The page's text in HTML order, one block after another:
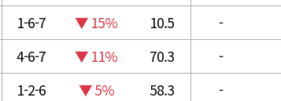
1-6-7 ▼ 15% 10.5 -
4-6-7 ▼ 11% 70.3 -
1-2-6 ▼ 5% 58.3 -